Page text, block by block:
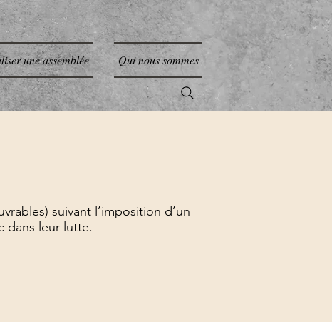
une assemblée Qui nous sommes
suivant l’imposition d’un
dans leur lutte.